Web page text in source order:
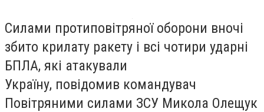
Силами протиповітряної оборони вночі
збито крилату ракету і всі чотири ударні
БПЛА, які атакували
Україну, повідомив командувач
Повітряними силами ЗСУ Микола Олещук